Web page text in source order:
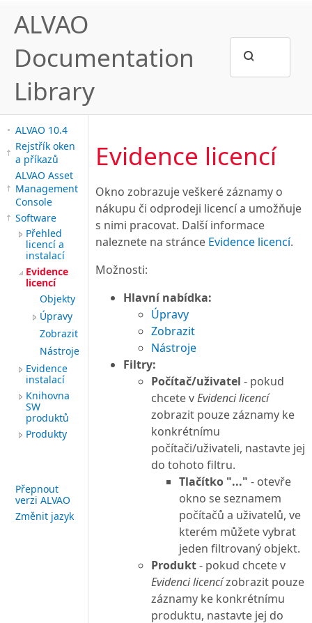
ALVAO
Documentation
Library
ALVAO 10.4
Rejstřík oken
a příkazů
ALVAO Asset
Management
Console
Software
Přehled
licencí a
instalací
Evidence
licencí
Objekty
Úpravy
Zobrazit
Nástroje
Evidence
instalací
Knihovna
SW
produktů
Produkty
Přepnout
verzi ALVAO
Změnit jazyk
Evidence licencí
Okno zobrazuje veškeré záznamy o
nákupu či odprodeji licencí a umožňuje
s nimi pracovat. Další informace
naleznete na stránce Evidence licencí.
Možnosti:
Hlavní nabídka:
Úpravy
Zobrazit
Nástroje
Filtry:
Počítač/uživatel - pokud
chcete vEvidenci licencí
zobrazit pouze záznamy ke
konkrétnímu
počítači/uživateli, nastavte jej
do tohoto filtru.
Tlačítko "..." - otevře
okno se seznamem
počítačů a uživatelů, ve
kterém můžete vybrat
jeden filtrovaný objekt.
Produkt- pokud chcete v
Evidenci licencízobrazit pouze
záznamy ke konkrétnímu
produktu, nastavte jej do